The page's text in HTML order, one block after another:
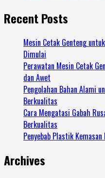
Recent Posts
Mesin Cetak Genteng
Dimulai
Perawatan Mesin Cetak
dan Awet
Pengolahan Bahan Alami
Berkualitas
Cara Mengatasi Gabah
Berkualitas
Penyebab Plastik
Archives